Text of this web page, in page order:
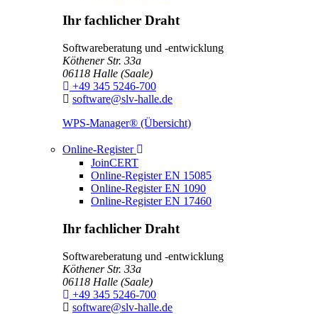
Ihr fachlicher Draht
Softwareberatung und -entwicklung
Köthener Str. 33a
06118 Halle (Saale)
Telefon:
+49 345 5246-700
E-Mail:
software@slv-halle.de
WPS-Manager® (Übersicht)
Online-Register Toggle Dropdown
JoinCERT
Online-Register EN 15085
Online-Register EN 1090
Online-Register EN 17460
Ihr fachlicher Draht
Softwareberatung und -entwicklung
Köthener Str. 33a
06118 Halle (Saale)
Telefon:
+49 345 5246-700
E-Mail:
software@slv-halle.de